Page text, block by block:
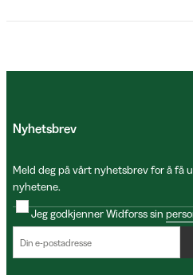
Nyhetsbrev
Meld deg på vårt nyhetsbrev for å få
nyhetene.
Jeg godkjenner Widforss sin